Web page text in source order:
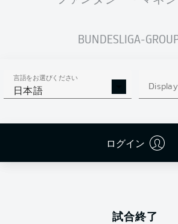
BUNDESLIGA-
言語をお選びください
日本語
ログイン
S. Stegemann
広告
試合終了